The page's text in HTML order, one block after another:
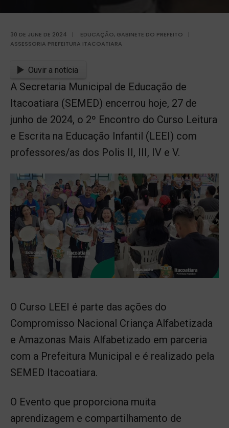
30 DE JUNE DE 2024 | EDUCAÇÃO, GABINETE DO PREFEITO
|
ASSESSORIA PREFEITURA ITACOATIARA
Ouvir a notícia
A Secretaria Municipal de Educação de
Itacoatiara (SEMED) encerrou hoje, 27 de
junho de 2024, o 2º Encontro do Curso Leitura
e Escrita na Educação Infantil (LEEI) com
professores/as dos Polis II, III, IV e V.
O Curso LEEI é parte das ações do
Compromisso Nacional Criança Alfabetizada
e Amazonas Mais Alfabetizado em parceria
com a Prefeitura Municipal e é realizado pela
SEMED Itacoatiara.
O Evento que proporciona muita
aprendizagem e compartilhamento de